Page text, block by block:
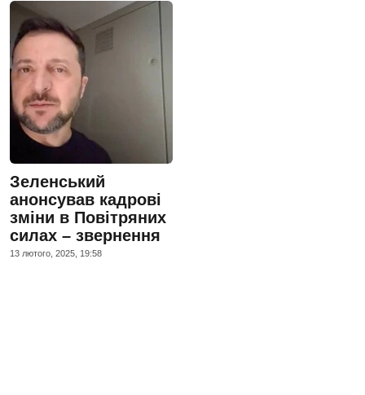
Зеленський
анонсував кадрові
зміни в Повітряних
силах – звернення
13 лютого, 2025, 19:58